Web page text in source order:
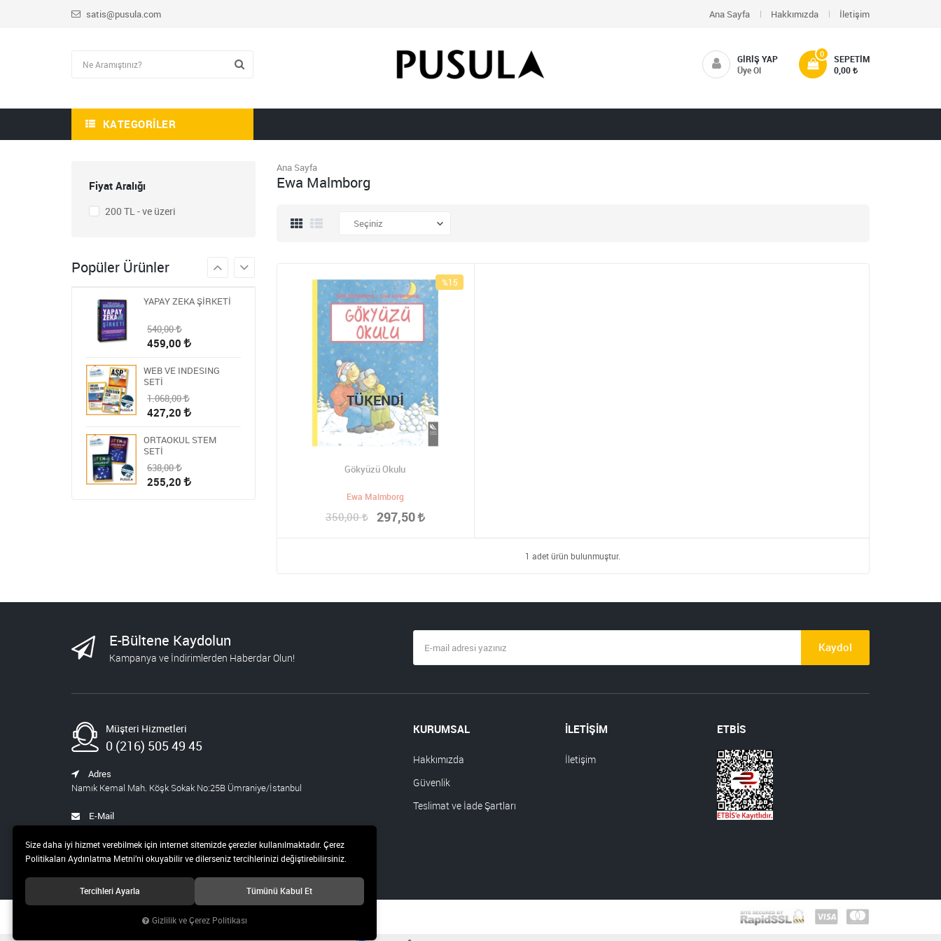
satis@pusula.com Ana Sayfa Hakkımızda İletişim
SEPETIM
0
0,00
GIRIŞ YAP
Üye Ol
KATEGORILER
Fiyat Aralığı
200 TL - ve üzeri
Popüler Ürünler
1.809,00
986,00
394,40
YAPAY ZEKA ŞİRKETİ
540,00
459,00
WEB VE INDESING
SETİ
1.068,00
427,20
ORTAOKUL STEM
SETİ
638,00
255,20
1.430,00
BLOKCHAİN SETİ 9
540,00
WEB VE INDESING
SETİ
427,20
ORTAOKUL STEM
SETİ
HİKAYE-ROMAN-ANI
Ana Sayfa
Ewa Malmborg
Gökyüzü Okulu
Ewa Malmborg
350,00 297,50
%15
TÜKENDI
1 adet ürün bulunmuştur.
E-Bültene Kaydolun
Kampanya ve İndirimlerden Haberdar Olun!
Kaydol
Müşteri Hizmetleri
0 (216) 505 49 45
Adres
Namık Kemal Mah. Köşk Sokak No:25B Ümraniye/İstanbul
E-Mail
satis@pusula.com
KURUMSAL
Hakkımızda
Güvenlik
Teslimat ve İade Şartları
İLETİŞİM
İletişim
ETBİS
© 2019 Pusula 20 Teknoloji ve Yayıncılık A.Ş Tüm hakları saklıdır.
Size daha iyi hizmet verebilmek için internet sitemizde çerezler kullanılmaktadır. Çerez
Politikaları Aydınlatma Metni’ni okuyabilir ve dilerseniz tercihlerinizi değiştirebilirsiniz.
Tercihleri Ayarla Tümünü Kabul Et
Gizlilik ve Çerez Politikası